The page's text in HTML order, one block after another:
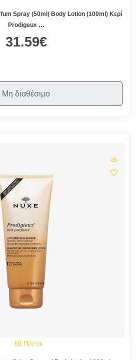
Body Lotion (100ml) Κερί
Prodigeux …
31.59€
Μη διαθέσιμο
59 Πόντοι